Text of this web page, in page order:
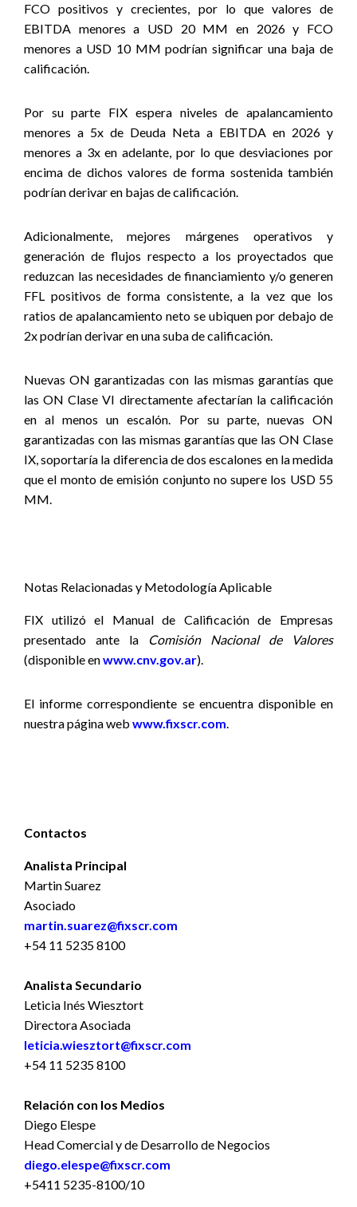
FCO positivos y crecientes, por lo que valores de
EBITDA menores a USD 20 MM en 2026 y FCO
menores a USD 10 MM podrían significar una baja de
calificación.
Por su parte FIX espera niveles de apalancamiento
menores a 5x de Deuda Neta a EBITDA en 2026 y
menores a 3x en adelante, por lo que desviaciones por
encima de dichos valores de forma sostenida también
podrían derivar en bajas de calificación.
Adicionalmente, mejores márgenes operativos y
generación de flujos respecto a los proyectados que
reduzcan las necesidades de financiamiento y/o generen
FFL positivos de forma consistente, a la vez que los
ratios de apalancamiento neto se ubiquen por debajo de
2x podrían derivar en una suba de calificación.
Nuevas ON garantizadas con las mismas garantías que
las ON Clase VI directamente afectarían la calificación
en al menos un escalón. Por su parte, nuevas ON
garantizadas con las mismas garantías que las ON Clase
IX, soportaría la diferencia de dos escalones en la medida
que el monto de emisión conjunto no supere los USD 55
MM.
Notas Relacionadas y Metodología Aplicable
FIX utilizó el Manual de Calificación de Empresas
presentado ante la
Comisión Nacional de Valores
(disponible enwww.cnv.gov.ar).
El informe correspondiente se encuentra disponible en
nuestra página web www.fixscr.com.
Contactos
Analista Principal
Martin Suarez
Asociado
martin.suarez@fixscr.com
+54 11 5235 8100
Analista Secundario
Leticia Inés Wiesztort
Directora Asociada
leticia.wiesztort@fixscr.com
+54 11 5235 8100
Relación con los Medios
Diego Elespe
Head Comercial y de Desarrollo de Negocios
diego.elespe@fixscr.com
+5411 5235-8100/10